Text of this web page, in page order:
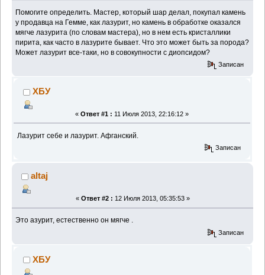
Помогите определить. Мастер, который шар делал, покупал камень
у продавца на Гемме, как лазурит, но камень в обработке оказался
мягче лазурита (по словам мастера), но в нем есть кристаллики
пирита, как часто в лазурите бывает. Что это может быть за порода?
Может лазурит все-таки, но в совокупности с диопсидом?
Записан
ХБУ
« Ответ #1 : 11 Июля 2013, 22:16:12 »
Лазурит себе и лазурит. Афганский.
Записан
altaj
« Ответ #2 : 12 Июля 2013, 05:35:53 »
Это азурит, естественно он мягче .
Записан
ХБУ